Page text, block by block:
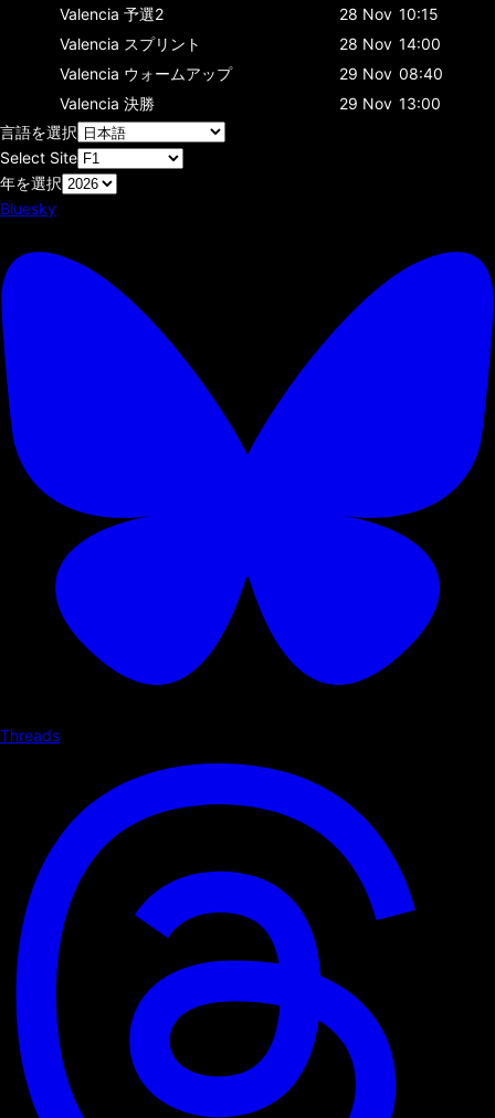
Valencia 予選2 28 Nov 10:15
Valencia スプリント 28 Nov 14:00
Valencia ウォームアップ 29 Nov 08:40
Valencia 決勝 29 Nov 13:00
言語を選択
Select Site
年を選択
Bluesky
Threads